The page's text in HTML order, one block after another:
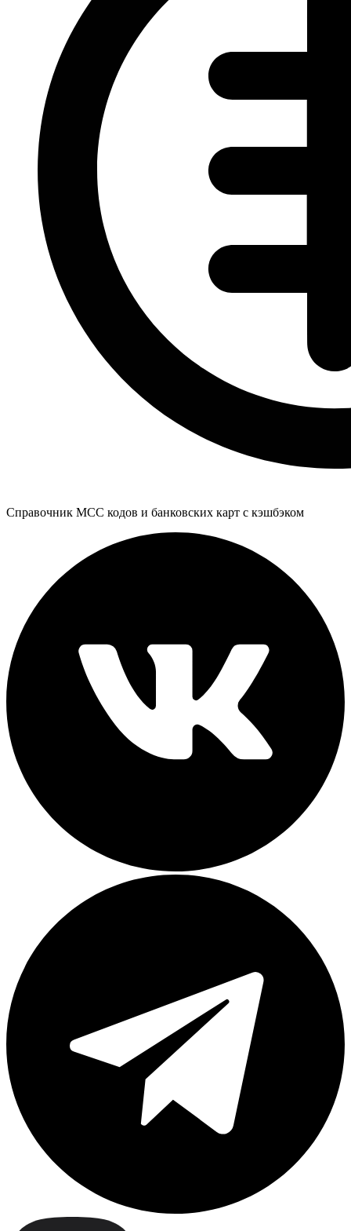
Справочник MCC кодов и банковских карт с кэшбэком